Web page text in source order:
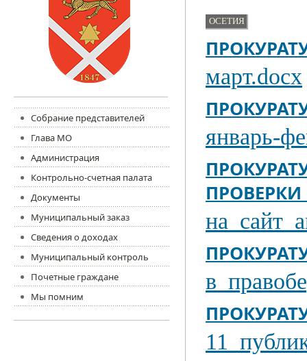
Собрание представителей
Глава МО
Администрация
Контрольно-счетная палата
Документы
Муниципальный заказ
Сведения о доходах
Муниципальный контроль
Почетные граждане
Мы помним
ОСЕТИЯ
март.docx
январь-